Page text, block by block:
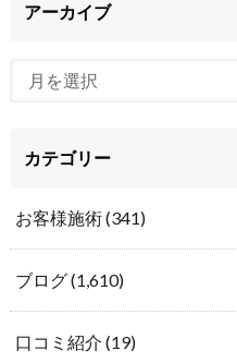
アーカイブ
カテゴリー
お客様施術(341)
ブログ(1,610)
口コミ紹介 (19)